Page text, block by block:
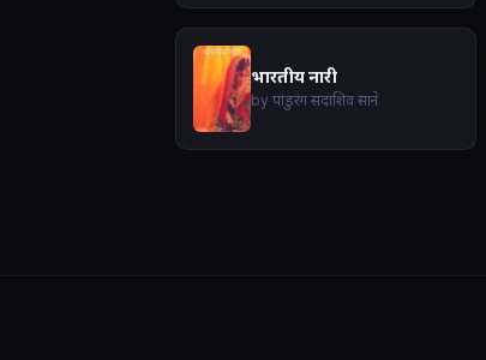
भारतीय नारी
by पांडुरंग सदाशिव साने